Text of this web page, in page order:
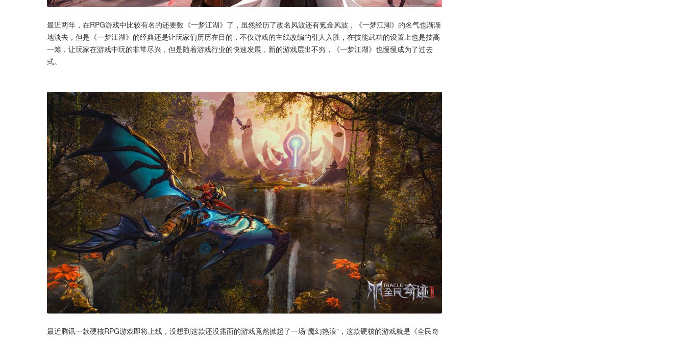
最近两年，在RPG游戏中比较有名的还要数《一梦江湖》了，虽然经历了改名风波还有氪金风波，《一梦江湖》的名气也渐渐
地淡去，但是《一梦江湖》的经典还是让玩家们历历在目的，不仅游戏的主线改编的引人入胜，在技能武功的设置上也是技高
一筹，让玩家在游戏中玩的非常尽兴，但是随着游戏行业的快速发展，新的游戏层出不穷，《一梦江湖》也慢慢成为了过去
式。
最近腾讯一款硬核RPG游戏即将上线，没想到这款还没露面的游戏竟然掀起了一场“魔幻热浪”，这款硬核的游戏就是《全民奇